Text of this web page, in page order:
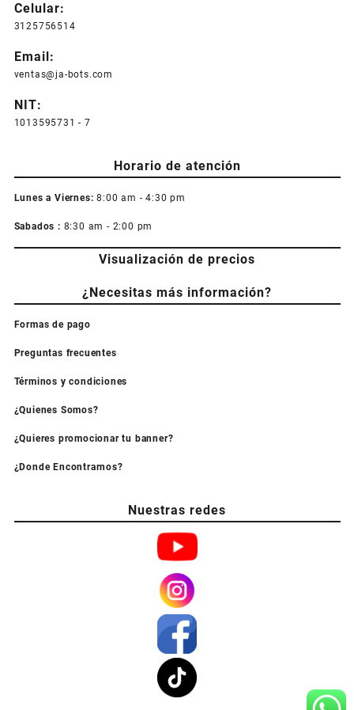
Celular:
3125756514
Email:
ventas@ja-bots.com
NIT:
1013595731 - 7
Horario de atención
Lunes a Viernes: 8:00 am - 4:30 pm
Sabados : 8:30 am - 2:00 pm
Visualización de precios
¿Necesitas más información?
Formas de pago
Preguntas frecuentes
Términos y condiciones
¿Quienes Somos?
¿Quieres promocionar tu banner?
¿Donde Encontrarnos?
Nuestras redes